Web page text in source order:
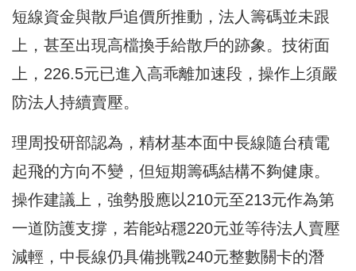
短線資金與散戶追價所推動，法人籌碼並未跟
上，甚至出現高檔換手給散戶的跡象。技術面
上，226.5元已進入高乖離加速段，操作上須嚴
防法人持續賣壓。
理周投研部認為，精材基本面中長線隨台積電
起飛的方向不變，但短期籌碼結構不夠健康。
操作建議上，強勢股應以210元至213元作為第
一道防護支撐，若能站穩220元並等待法人賣壓
減輕，中長線仍具備挑戰240元整數關卡的潛